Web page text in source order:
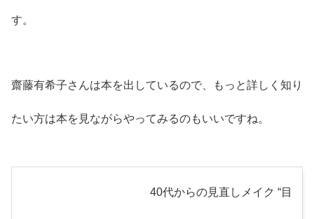
す。
齋藤有希子さんは本を出しているので、もっと詳しく知り
たい方は本を見ながらやってみるのもいいですね。
40代からの見直しメイク “目